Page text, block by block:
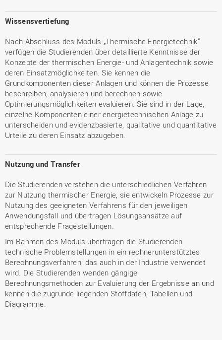
Wissensvertiefung
Nach Abschluss des Moduls „Thermische Energietechnik“
verfügen die Studierenden über detaillierte Kenntnisse der
Konzepte der thermischen Energie- und Anlagentechnik sowie
deren Einsatzmöglichkeiten. Sie kennen die
Grundkomponenten dieser Anlagen und können die Prozesse
beschreiben, analysieren und berechnen sowie
Optimierungsmöglichkeiten evaluieren. Sie sind in der Lage,
einzelne Komponenten einer energietechnischen Anlage zu
unterscheiden und evidenzbasierte, qualitative und quantitative
Urteile zu deren Einsatz abzugeben.
Nutzung und Transfer
Die Studierenden verstehen die unterschiedlichen Verfahren
zur Nutzung thermischer Energie, sie entwickeln Prozesse zur
Nutzung des geeigneten Verfahrens für den jeweiligen
Anwendungsfall und übertragen Lösungsansätze auf
entsprechende Fragestellungen.
Im Rahmen des Moduls übertragen die Studierenden
technische Problemstellungen in ein rechnerunterstütztes
Berechnungsverfahren, das auch in der Industrie verwendet
wird. Die Studierenden wenden gängige
Berechnungsmethoden zur Evaluierung der Ergebnisse an und
kennen die zugrunde liegenden Stoffdaten, Tabellen und
Diagramme.